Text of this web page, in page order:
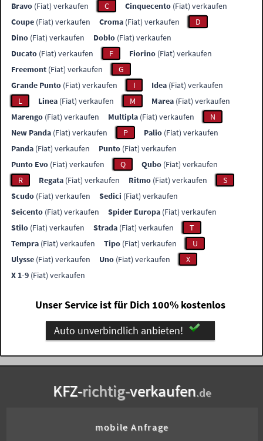
Bravo (Fiat) verkaufen C Cinquecento (Fiat) verkaufen
Coupe (Fiat) verkaufen Croma (Fiat) verkaufen
D
Dino (Fiat) verkaufen Doblo (Fiat) verkaufen
Ducato (Fiat) verkaufen F Fiorino (Fiat) verkaufen
Freemont (Fiat) verkaufen
G
Grande Punto (Fiat) verkaufen I Idea (Fiat) verkaufen
L
Linea (Fiat) verkaufen M Marea (Fiat) verkaufen
Marengo (Fiat) verkaufen Multipla (Fiat) verkaufen
N
New Panda (Fiat) verkaufen P Palio (Fiat) verkaufen
Panda (Fiat) verkaufen Punto (Fiat) verkaufen
Punto Evo (Fiat) verkaufen Q Qubo (Fiat) verkaufen
R
Regata (Fiat) verkaufen Ritmo (Fiat) verkaufen
S
Scudo (Fiat) verkaufen Sedici (Fiat) verkaufen
Seicento (Fiat) verkaufen Spider Europa (Fiat) verkaufen
Stilo (Fiat) verkaufen Strada (Fiat) verkaufen
T
Tempra (Fiat) verkaufen Tipo (Fiat) verkaufen
U
Ulysse (Fiat) verkaufen Uno (Fiat) verkaufen
X
X 1-9 (Fiat) verkaufen
Unser Service ist für Dich 100% kostenlos
Auto unverbindlich anbieten!
KFZ-richtig-verkaufen.de
mobile Anfrage